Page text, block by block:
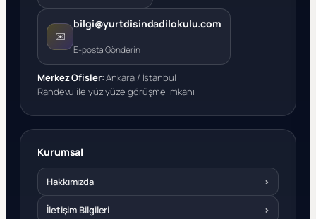
✉️
bilgi@yurtdisindadilokulu.com
E-posta Gönderin
Merkez Ofisler:Ankara / İstanbul
Randevu ile yüz yüze görüşme imkanı
Kurumsal
Hakkımızda ›
İletişim Bilgileri ›